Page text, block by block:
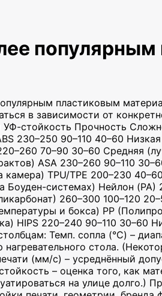
пластиковым
в зависимости от
стойкость Прочность
230–250 90–110 40–60
70–90 30–60 Средняя
ASA 230–260 90–110
TPU/TPE 200–230
системах) Нейлон
260–300 100–120
и бокса) PP
HIPS 220–240 90–110 30–60
Темп. сопла (°C) –
стола.
(мм/с) – усреднённый
– оценка того, как
на улице долго.)